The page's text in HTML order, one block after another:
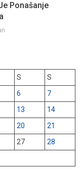
Ponašanje
S
S
6
7
13
14
20
21
27
28